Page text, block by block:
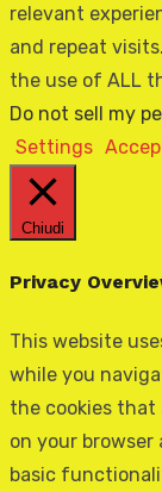
relevant
and repeat
the use of ALL
Do not sell my
Settings
Chiudi
Privacy
This website
while you
the cookies that
on your
basic